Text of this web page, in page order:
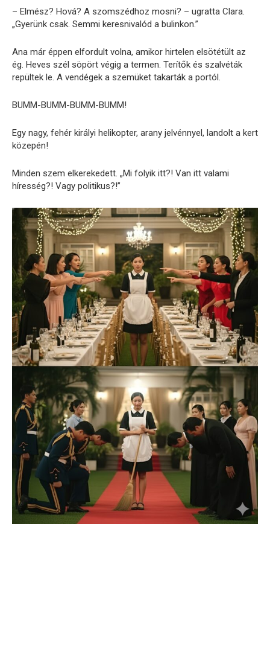
– Elmész? Hová? A szomszédhoz mosni? – ugratta Clara.
„Gyerünk csak. Semmi keresnivalód a bulinkon.”
Ana már éppen elfordult volna, amikor hirtelen elsötétült az
ég. Heves szél söpört végig a termen. Terítők és szalvéták
repültek le. A vendégek a szemüket takarták a portól.
BUMM-BUMM-BUMM-BUMM!
Egy nagy, fehér királyi helikopter, arany jelvénnyel, landolt a kert
közepén!
Minden szem elkerekedett. „Mi folyik itt?! Van itt valami
híresség?! Vagy politikus?!”